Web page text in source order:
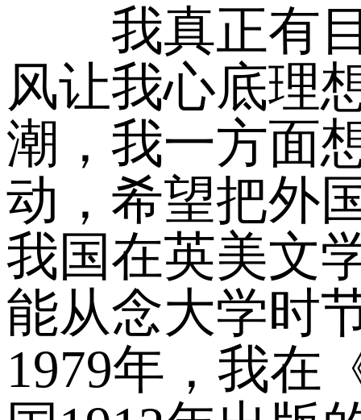
我真正有目
风让我心底理
潮，我一方面
动，希望把外
我国在英美文
能从念大学时
1979年，我在